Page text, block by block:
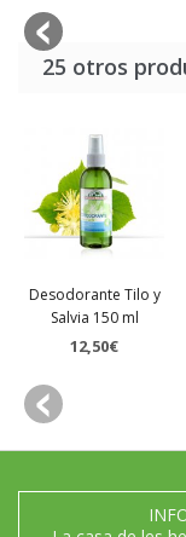
25 otros
Desodorante Tilo y
Salvia 150 ml
12,50€